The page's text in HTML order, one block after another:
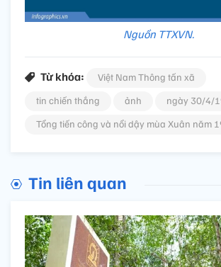
Nguồn TTXVN.
Từ khóa:
Việt Nam Thông tấn xã
tin chiến thắng
ảnh
ngày 30/4/
Tổng tiến công và nổi dậy mùa Xuân năm
Tin liên quan